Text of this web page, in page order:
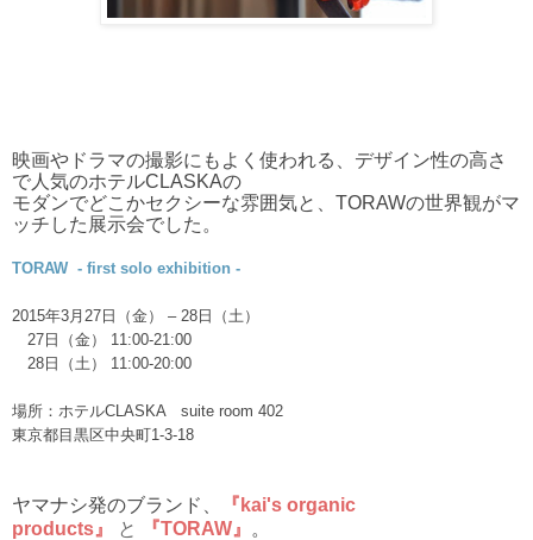
映画やドラマの撮影にもよく使われる、デザイン性の高さ
で人気のホテルCLASKAの
モダンでどこかセクシーな雰囲気と、TORAWの世界観がマ
ッチした展示会でした。
TORAW - first solo exhibition -
2015年3月27日（金） – 28日（土）
27日（金） 11:00-21:00
28日（土） 11:00-20:00
場所：ホテルCLASKA suite room 402
東京都目黒区中央町1-3-18
ヤマナシ発のブランド、
『kai's organic
products』
と 『TORAW』
。